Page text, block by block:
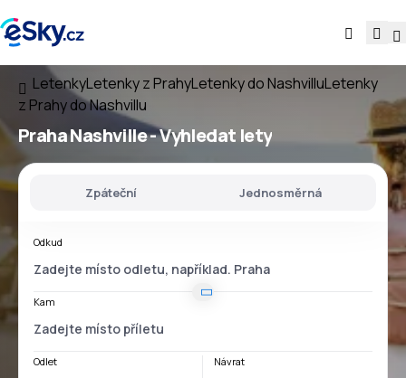
LetenkyLetenky z PrahyLetenky do NashvilluLetenky
z Prahy do Nashvillu
Praha Nashville- Vyhledat lety
Zpáteční Jednosměrná
Odkud
Kam
Odlet Návrat